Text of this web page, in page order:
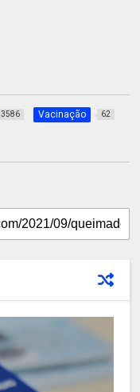
3586 Vacinação 62